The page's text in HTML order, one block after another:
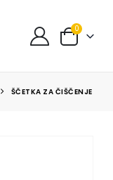
0
ŠČETKA ZA ČIŠČENJE